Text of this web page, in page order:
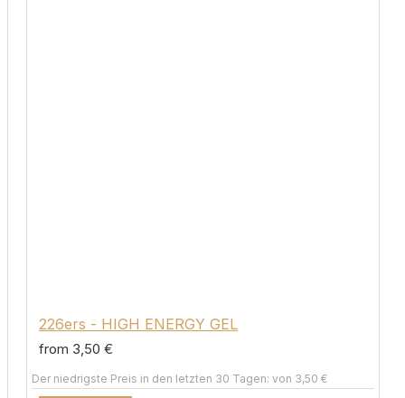
226ers - HIGH ENERGY GEL
from 3,50 €
Der niedrigste Preis in den letzten 30 Tagen: von 3,50 €